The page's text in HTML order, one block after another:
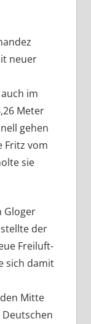
neuer
im
Meter
gehen
Fritz vom
sie
Gloger
der
Freiluft-
sich damit
Mitte